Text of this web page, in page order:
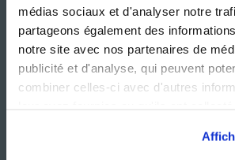
médias sociaux et d'analyser notre
partageons également des
notre site avec nos partenaires de
publicité et d'analyse, qui peuvent
combiner celles-ci avec d'autres